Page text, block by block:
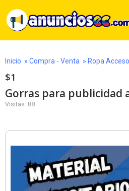
Inicio » Compra - Venta » Ropa
$1
Gorras para publicidad
Visitas: 88